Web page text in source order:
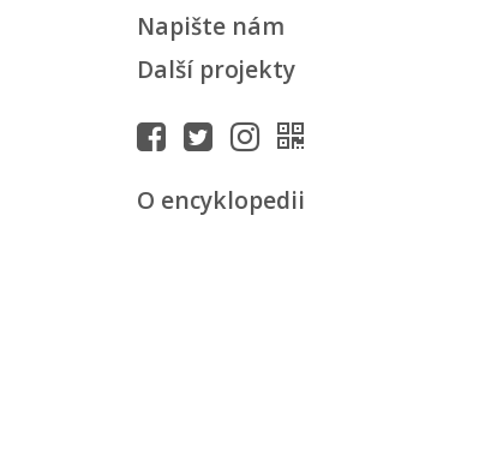
Napište nám
Další projekty
O encyklopedii